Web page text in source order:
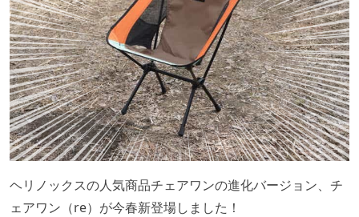
ヘリノックスの人気商品チェアワンの進化バージョン、チ
ェアワン（re）が今春新登場しました！